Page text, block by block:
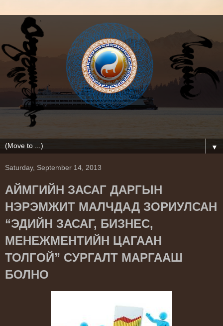
▼
Saturday, September 14, 2013
АЙМГИЙН ЗАСАГ ДАРГЫН
НЭРЭМЖИТ МАЛЧДАД ЗОРИУЛСАН
“ЭДИЙН ЗАСАГ, БИЗНЕС,
МЕНЕЖМЕНТИЙН ЦАГААН
ТОЛГОЙ” СУРГАЛТ МАРГААШ
БОЛНО